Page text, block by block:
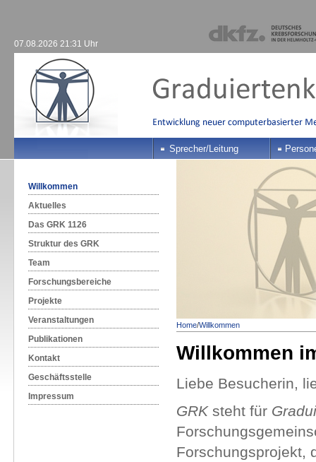
07.08.2026 21:31 Uhr
Sprecher/Leitung
Willkommen
Aktuelles
Das GRK 1126
Struktur des GRK
Team
Forschungsbereiche
Projekte
Veranstaltungen
Publikationen
Kontakt
Geschäftsstelle
Impressum
Home/Willkommen
Willkommen
Liebe Besucherin,
GRKsteht für
Forschungsprojekt,